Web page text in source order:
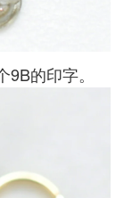
的印字。